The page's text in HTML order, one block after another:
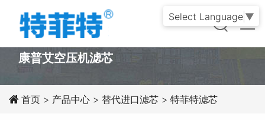
PRODUCT
康普艾空压机滤芯
首页 > 产品中心 > 替代进口滤芯 > 特菲特滤芯
Select Language ▼